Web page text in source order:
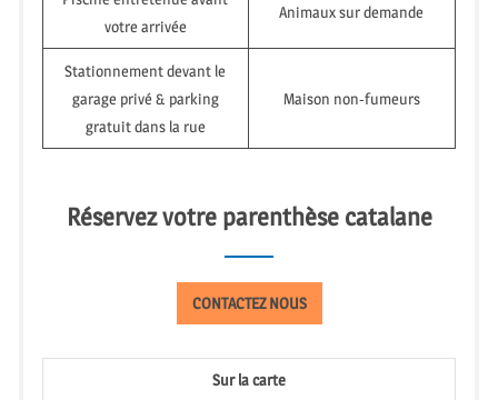
votre arrivée
Animaux sur demande
Stationnement devant le
garage privé & parking
gratuit dans la rue
Maison non-fumeurs
Réservez votre parenthèse catalane
CONTACTEZ NOUS
Sur la carte